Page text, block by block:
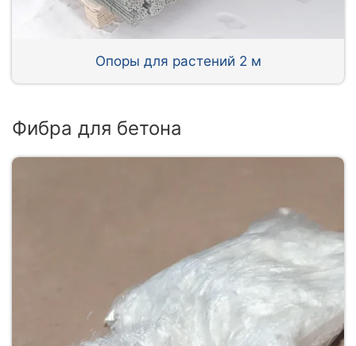
Опоры для растений 2 м
Фибра для бетона